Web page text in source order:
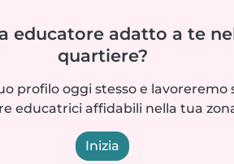
educatore adatto a te
quartiere?
profilo oggi stesso e lavoreremo
educatrici affidabili nella tua
Inizia